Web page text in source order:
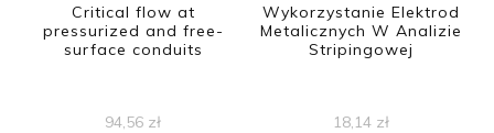
Critical flow at
pressurized and free-
surface conduits
94,56 zł
Wykorzystanie Elektrod
Metalicznych W Analizie
Stripingowej
18,14 zł